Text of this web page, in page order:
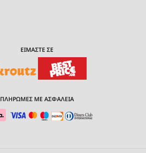
ΕΙΜΑΣΤΕ ΣΕ
ΠΛΗΡΩΜΕΣ ΜΕ ΑΣΦΑΛΕΙΑ